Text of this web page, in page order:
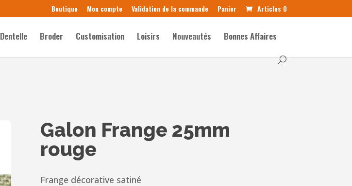
Boutique Mon compte Validation de la commande Panier Articles 0
Dentelle Broder Customisation Loisirs Nouveautés Bonnes Affaires
Galon Frange 25mm
rouge
Frange décorative satiné